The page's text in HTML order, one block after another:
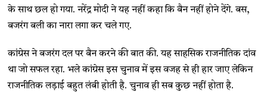
के साथ छल हो गया. नरेंद्र मोदी ने यह नहीं कहा कि बैन नहीं होने देंगे. बस,
बजरंग बली का नारा लगा कर चले गए.
कांग्रेस ने बजरंग दल पर बैन करने की बात की. यह साहसिक राजनीतिक दांव
था जो सफल रहा. भले कांग्रेस इस चुनाव में इस वजह से ही हार जाए लेकिन
राजनीतिक लड़ाई बहुत लंबी होती है. चुनाव ही सब कुछ नहीं होता है.